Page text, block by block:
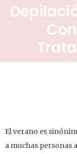
El verano es
a muchas personas